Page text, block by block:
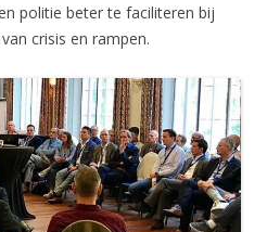
politie beter te faciliteren bij
crisis en rampen.